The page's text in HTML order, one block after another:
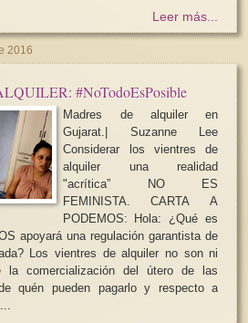
Leer más...
2016
#NoTodoEsPosible
Madres de alquiler en
Gujarat.| Suzanne Lee
Considerar los vientres de
alquiler una realidad
"acrítica” NO ES
FEMINISTA. CARTA A
PODEMOS: Hola: ¿Qué es
apoyará una regulación garantista de
no son ni
la comercialización del útero de las
quén pueden pagarlo y respecto a